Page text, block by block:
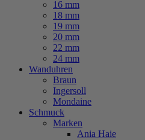
16 mm
18 mm
19 mm
20 mm
22 mm
24 mm
Wanduhren
Braun
Ingersoll
Mondaine
Schmuck
Marken
Ania Haie